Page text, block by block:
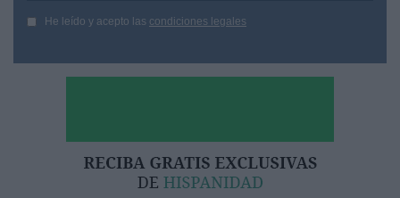
He leído y acepto las condiciones legales